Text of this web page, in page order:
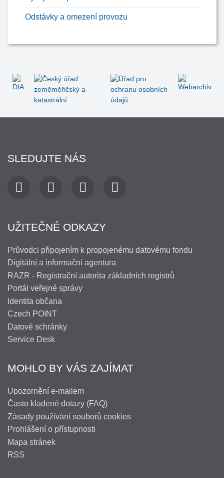
Odstávky a omezení provozu
SLEDUJTE NÁS
UŽITEČNÉ ODKAZY
Průvodci připojením k propojenému datovému fondu
Digitální a informační agentura
RAZR - Registrační autorita základních registrů
Portál veřejné správy
Identita občana
Czech POINT
Datové schránky
Service Desk
MOHLO BY VÁS ZAJÍMAT
Upozornění e-mailem
Často kladené dotazy (FAQ)
Zásady používání souborů cookies
Prohlášení o přístupnosti
Mapa stránek
RSS